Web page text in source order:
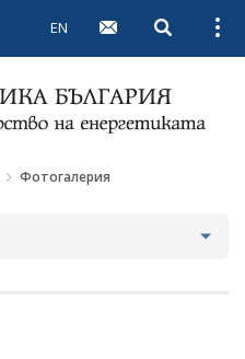
EN Open
Фотогалерия